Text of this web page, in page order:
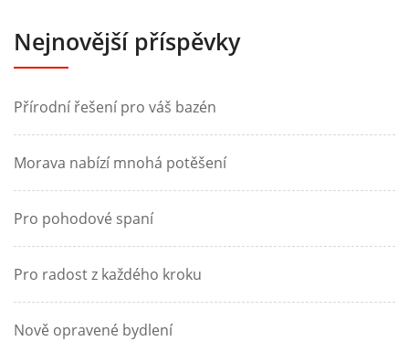
Nejnovější příspěvky
Přírodní řešení pro váš bazén
Morava nabízí mnohá potěšení
Pro pohodové spaní
Pro radost z každého kroku
Nově opravené bydlení